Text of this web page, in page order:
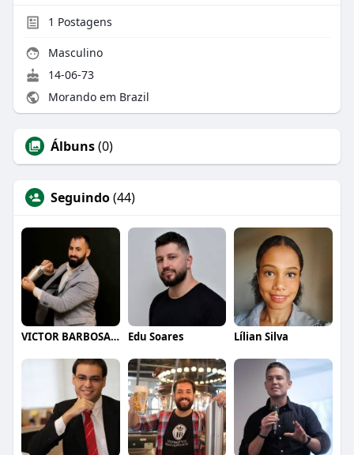
1 Postagens
Masculino
14-06-73
Morando em Brazil
Álbuns(0)
Seguindo(44)
VICTOR BARBOSA QUARANTA Edu Soares Lílian Silva